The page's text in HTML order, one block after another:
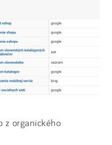
z organického